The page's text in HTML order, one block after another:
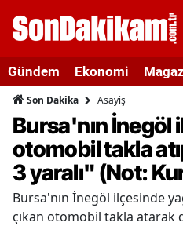
Gündem Ekonomi
Son Dakika Asayiş
Bursa'nın İnegöl
otomobil takla
3 yaralı" (Not:
Bursa'nın İnegöl ilçesinde
çıkan otomobil takla atarak